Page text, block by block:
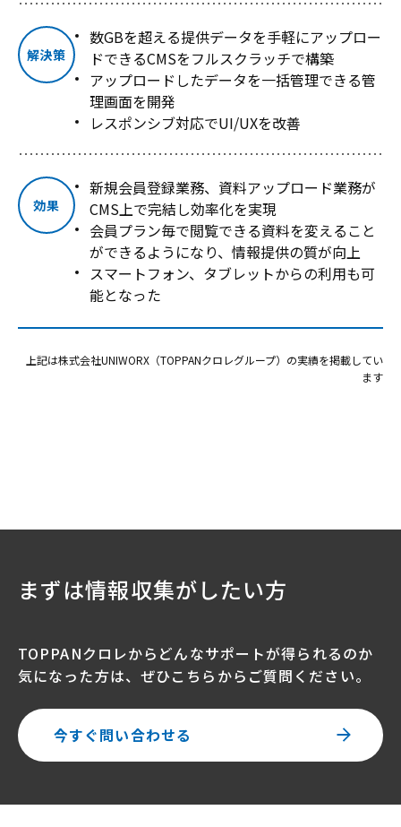
解決策
数GBを超える提供データを手軽にアップロー
ドできるCMSをフルスクラッチで構築
アップロードしたデータを一括管理できる管
理画面を開発
レスポンシブ対応でUI/UXを改善
効果
新規会員登録業務、資料アップロード業務が
CMS上で完結し効率化を実現
会員プラン毎で閲覧できる資料を変えること
ができるようになり、情報提供の質が向上
スマートフォン、タブレットからの利用も可
能となった
上記は株式会社UNIWORX（TOPPANクロレグループ）の実績を掲載してい
ます
まずは情報収集がしたい方
TOPPANクロレからどんなサポートが得られるのか
気になった方は、ぜひこちらからご質問ください。
今すぐ問い合わせる